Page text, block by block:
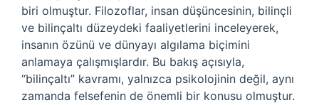
biri olmuştur. Filozoflar, insan düşüncesinin, bilinçli
ve bilinçaltı düzeydeki faaliyetlerini inceleyerek,
insanın özünü ve dünyayı algılama biçimini
anlamaya çalışmışlardır. Bu bakış açısıyla,
“bilinçaltı” kavramı, yalnızca psikolojinin değil, aynı
zamanda felsefenin de önemli bir konusu olmuştur.